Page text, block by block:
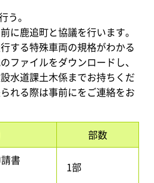
う。
に鹿追町と協議を行います。
する特殊車両の規格がわかる
ファイルをダウンロードし、
水道課土木係までお持ちくだ
れる際は事前にをご連絡をお
部数
書
1部